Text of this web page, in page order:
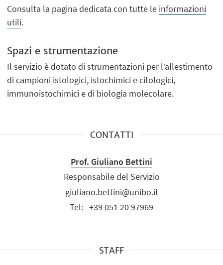
Consulta la pagina dedicata con tutte le informazioni
utili.
Spazi e strumentazione
Il servizio è dotato di strumentazioni per l’allestimento
di campioni istologici, istochimici e citologici,
immunoistochimici e di biologia molecolare.
CONTATTI
Prof. Giuliano Bettini
Responsabile del Servizio
giuliano.bettini@unibo.it
Tel: +39 051 20 97969
STAFF